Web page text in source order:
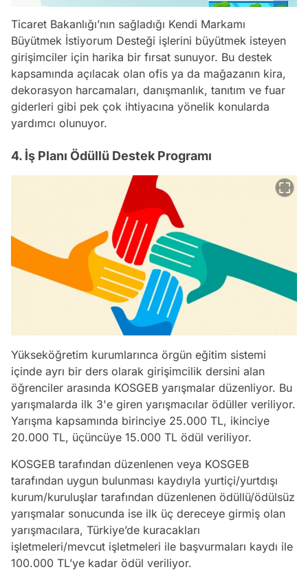
Ticaret Bakanlığı’nın sağladığı Kendi Markamı
Büyütmek İstiyorum Desteği işlerini büyütmek isteyen
girişimciler için harika bir fırsat sunuyor. Bu destek
kapsamında açılacak olan ofis ya da mağazanın kira,
dekorasyon harcamaları, danışmanlık, tanıtım ve fuar
giderleri gibi pek çok ihtiyacına yönelik konularda
yardımcı olunuyor.
4. İş Planı Ödüllü Destek Programı
Yükseköğretim kurumlarınca örgün eğitim sistemi
içinde ayrı bir ders olarak girişimcilik dersini alan
öğrenciler arasında KOSGEB yarışmalar düzenliyor. Bu
yarışmalarda ilk 3'e giren yarışmacılar ödüller veriliyor.
Yarışma kapsamında birinciye 25.000 TL, ikinciye
20.000 TL, üçüncüye 15.000 TL ödül veriliyor.
KOSGEB tarafından düzenlenen veya KOSGEB
tarafından uygun bulunması kaydıyla yurtiçi/yurtdışı
kurum/kuruluşlar tarafından düzenlenen ödüllü/ödülsüz
yarışmalar sonucunda ise ilk üç dereceye girmiş olan
yarışmacılara, Türkiye’de kuracakları
işletmeleri/mevcut işletmeleri ile başvurmaları kaydı ile
100.000 TL’ye kadar ödül veriliyor.